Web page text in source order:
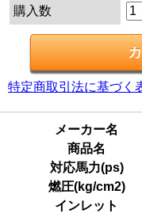
購入数
特定商取引法に基づく
メーカー名
商品名
対応馬力(ps)
燃圧(kg/cm2)
インレット